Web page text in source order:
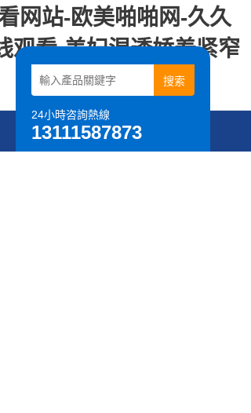
网站-欧美啪啪网-久久
观看-美妇湿透娇羞紧窄
24小時咨詢熱線
13111587873